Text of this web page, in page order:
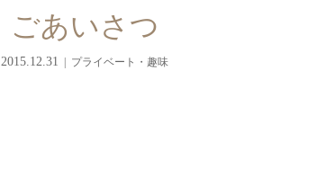
ごあいさつ
2015.12.31 プライベート・趣味